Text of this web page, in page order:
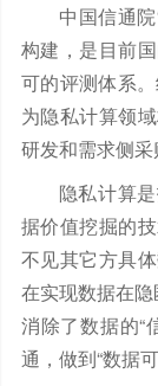
中国信通院
构建，是目前
可的评测体系
为隐私计算领
研发和需求侧采
隐私计算
据价值挖掘的
不见其它方具
在实现数据在
消除了数据的“
通，做到“数据可